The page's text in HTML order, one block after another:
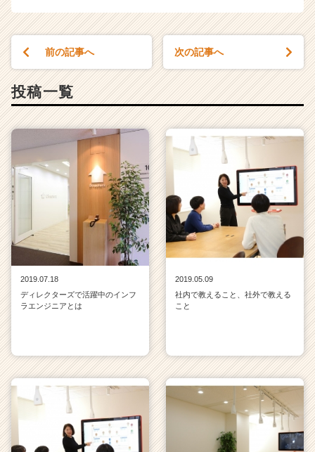
a
e
前の記事へ 次の記事へ
投稿一覧
2019.07.18
ディレクターズで活躍中のインフ
ラエンジニアとは
2019.05.09
社内で教えること、社外で教える
こと